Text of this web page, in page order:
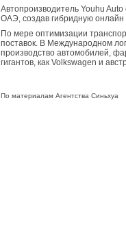
Автопроизводитель Youhu
ОАЭ, создав гибридную
По мере оптимизации
поставок. В Международном
производство автомобилей,
гигантов, как Volkswagen и
По материалам Агентства Синьхуа